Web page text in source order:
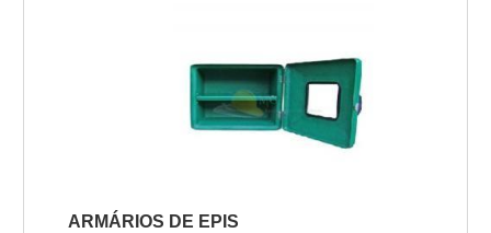
ARMÁRIOS DE EPIS